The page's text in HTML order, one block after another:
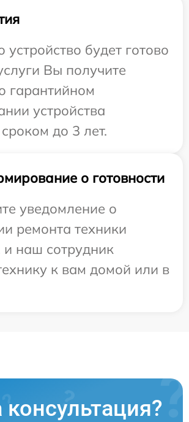
устройство будет готово
Вы получите
гарантийном
устройства
до 3 лет.
о готовности
уведомление о
ремонта техники
и наш сотрудник
к вам домой или в